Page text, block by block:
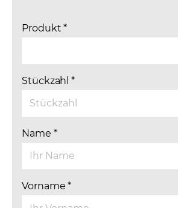
Produkt*
Stückzahl*
Name *
Vorname*